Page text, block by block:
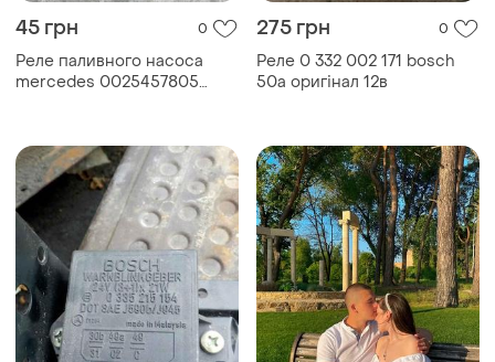
45 грн 0
Реле паливного насоса
mercedes 0025457805
275 грн 0
Реле 0 332 002 171 bosch
50a оригінал 12в